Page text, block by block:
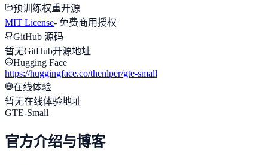
预训练权重开源
MIT License- 免费商用授权
GitHub 源码
暂无GitHub开源地址
Hugging Face
https://huggingface.co/thenlper/gte-small
在线体验
暂无在线体验地址
GTE-Small
官方介绍与博客